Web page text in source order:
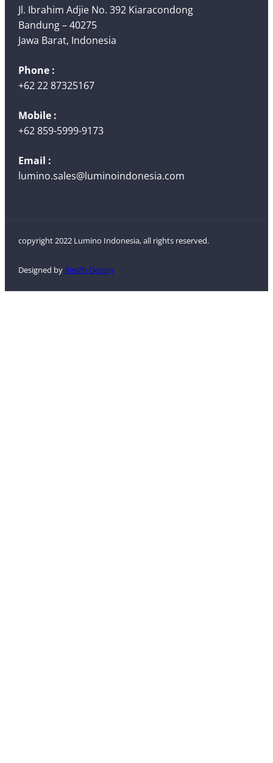
Jl. Ibrahim Adjie No. 392 Kiaracondong
Bandung – 40275
Jawa Barat, Indonesia
Phone :
+62 22 87325167
Mobile :
+62 859-5999-9173
Email :
lumino.sales@luminoindonesia.com
copyright 2022 Lumino Indonesia, all rights reserved.
Designed by ReeZh Design